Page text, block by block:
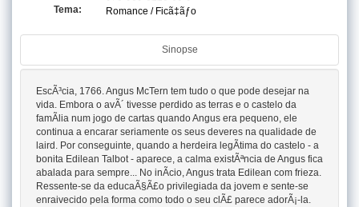
Tema:
Romance / Ficã‡ãƒo
Sinopse
EscÃ³cia, 1766. Angus McTern tem tudo o que pode desejar na
vida. Embora o avÃ´ tivesse perdido as terras e o castelo da
famÃ­lia num jogo de cartas quando Angus era pequeno, ele
continua a encarar seriamente os seus deveres na qualidade de
laird. Por conseguinte, quando a herdeira legÃ­tima do castelo - a
bonita Edilean Talbot - aparece, a calma existÃªncia de Angus fica
abalada para sempre... No inÃ­cio, Angus trata Edilean com frieza.
Ressente-se da educaÃ§Ã£o privilegiada da jovem e sente-se
enraivecido pela forma como todo o seu clÃ£ parece adorÃ¡-la.